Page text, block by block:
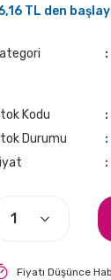
TL den
Kodu
Durumu
Fiyatı Düşünce